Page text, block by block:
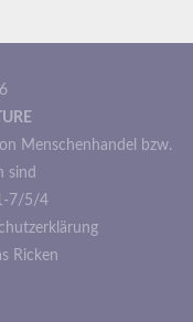
Menschenhandel bzw.
sind
7/5/4
Ricken